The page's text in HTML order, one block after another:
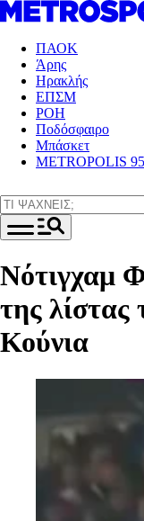
ΠΑΟΚ
Άρης
Ηρακλής
ΕΠΣΜ
ΡΟΗ
Ποδόσφαιρο
Μπάσκετ
METROPOLIS
Νότιγχαμ
της
Κούνια